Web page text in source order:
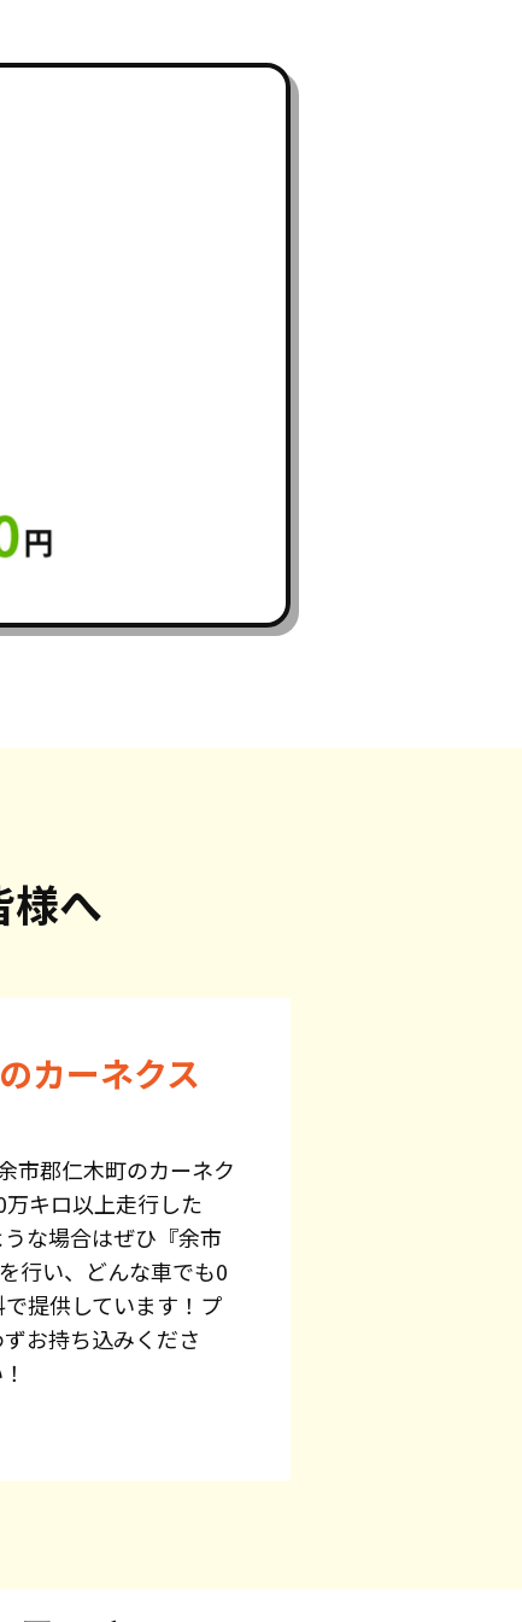
様へ
カーネクス
市郡仁木町のカーネク
キロ以上走行した
な場合はぜひ『余市
行い、どんな車でも0
提供しています！プ
お持ち込みくださ